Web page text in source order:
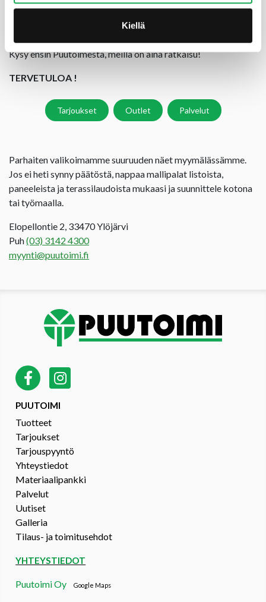
Kiellä
tarjolla ja ihasteltavana.
Piipahda myymälässämme katsomalla
Kysy ensin Puutoimesta, meillä on aina ratkaisu!
TERVETULOA !
Tarjoukset Outlet Palvelut
Parhaiten valikoimamme suuruuden näet myymälässämme.
Jos ei heti synny päätöstä, nappaa mallipalat listoista,
paneeleista ja terassilaudoista mukaasi ja suunnittele kotona
tai työmaalla.
Elopellontie 2, 33470 Ylöjärvi
Puh(03) 3142 4300
myynti@puutoimi.fi
PUUTOIMI
Tuotteet
Tarjoukset
Tarjouspyyntö
Yhteystiedot
Materiaalipankki
Palvelut
Uutiset
Galleria
Tilaus- ja toimitusehdot
YHTEYSTIEDOT
Puutoimi OyGoogle Maps